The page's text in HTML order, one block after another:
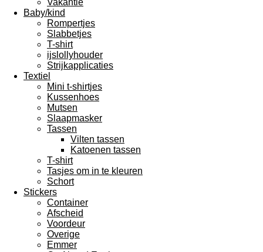
Vakantie
Baby/kind
Rompertjes
Slabbetjes
T-shirt
ijslollyhouder
Strijkapplicaties
Textiel
Mini t-shirtjes
Kussenhoes
Mutsen
Slaapmasker
Tassen
Vilten tassen
Katoenen tassen
T-shirt
Tasjes om in te kleuren
Schort
Stickers
Container
Afscheid
Voordeur
Overige
Emmer